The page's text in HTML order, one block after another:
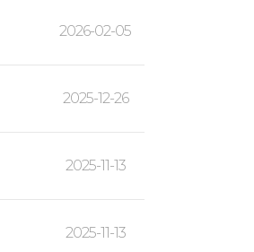
2026-02-05
2025-12-26
2025-11-13
2025-11-13